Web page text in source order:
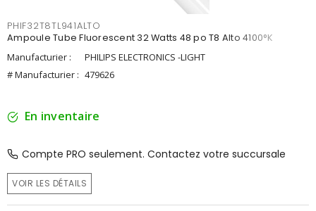
PHIF32T8TL941ALTO
Ampoule Tube Fluorescent 32 Watts 48 po T8 Alto 4100°K
Manufacturier :
PHILIPS ELECTRONICS -LIGHT
# Manufacturier : 479626
En inventaire
Compte PRO seulement. Contactez votre succursale
VOIR LES DÉTAILS